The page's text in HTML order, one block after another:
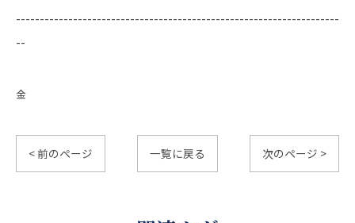
--------------------------------------------------------------------
--
金
< 前のページ 一覧に戻る 次のページ >